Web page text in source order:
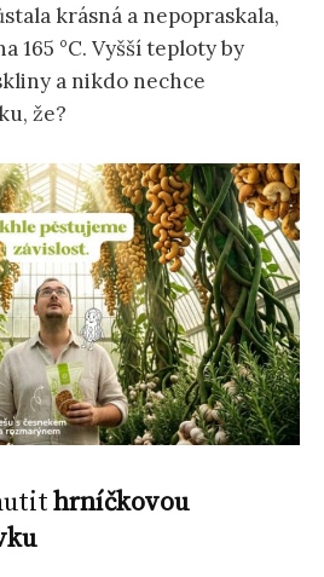
krásná a nepopraskala,
165 °C. Vyšší teploty by
a nikdo nechce
že?
hrníčkovou